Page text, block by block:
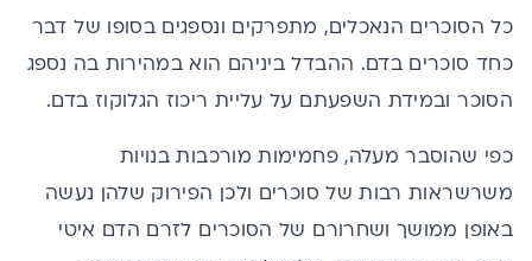
כל הסוכרים הנאכלים, מתפרקים ונספגים בסופו של דבר
כחד סוכרים בדם. ההבדל ביניהם הוא במהירות בה נספג
הסוכר ובמידת השפעתם על עליית ריכוז הגלוקוז בדם.
כפי שהוסבר מעלה, פחמימות מורכבות בנויות
משרשראות רבות של סוכרים ולכן הפירוק שלהן נעשה
באופן ממושך ושחרורם של הסוכרים לזרם הדם איטי